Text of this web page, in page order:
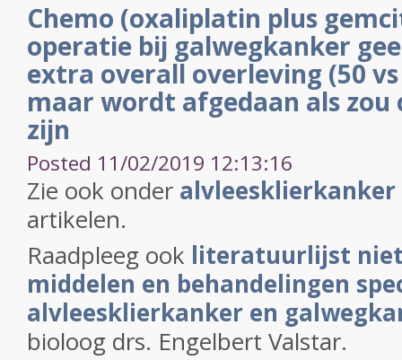
Chemo (oxaliplatin plus
operatie bij galwegkanker
extra overall overleving (50
maar wordt afgedaan als zou
zijn
Posted 11/02/2019 12:13:16
Zie ook onder alvleesklierkanker
artikelen.
Raadpleeg ook literatuurlijst
middelen en behandelingen
alvleesklierkanker en
bioloog drs. Engelbert Valstar.